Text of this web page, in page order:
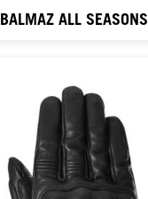
BALMAZ ALL SEASONS